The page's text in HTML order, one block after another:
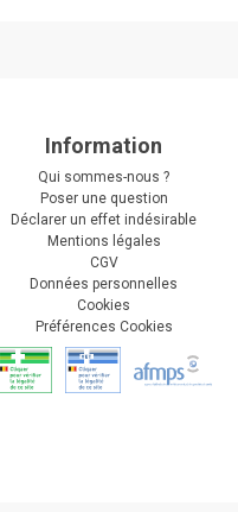
Information
Qui sommes-nous ?
Poser une question
Déclarer un effet indésirable
Mentions légales
CGV
Données personnelles
Cookies
Préférences Cookies